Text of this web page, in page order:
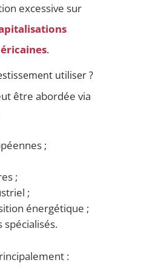
excessive sur
.
utiliser ?
être abordée via
;
;
;
énergétique ;
: